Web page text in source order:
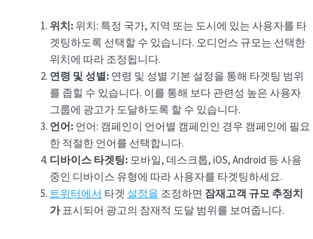
위치: 위치: 특정 국가, 지역 또는 도시에 있는 사용자를 타
겟팅하도록 선택할 수 있습니다. 오디언스 규모는 선택한
위치에 따라 조정됩니다.
연령 및 성별: 연령 및 성별 기본 설정을 통해 타겟팅 범위
를 좁힐 수 있습니다. 이를 통해 보다 관련성 높은 사용자
그룹에 광고가 도달하도록 할 수 있습니다.
언어: 언어: 캠페인이 언어별 캠페인인 경우 캠페인에 필요
한 적절한 언어를 선택합니다.
디바이스 타겟팅: 모바일, 데스크톱, iOS, Android 등 사용
중인 디바이스 유형에 따라 사용자를 타겟팅하세요.
트위터에서 타겟 설정을 조정하면 잠재고객 규모 추정치
가표시되어 광고의 잠재적 도달 범위를 보여줍니다.